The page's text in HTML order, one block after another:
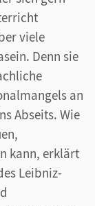
viele
Denn sie
an
Abseits. Wie
kann, erklärt
Leibniz-